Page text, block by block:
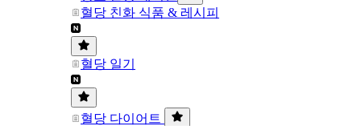
혈당 친화 식품 & 레시피
혈당 일기
혈당 다이어트